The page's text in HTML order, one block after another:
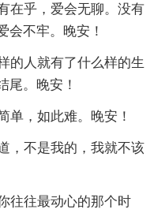
在乎，爱会无聊。没有
会不牢。晚安！
的人就有了什么样的生
尾。晚安！
单，如此难。晚安！
，不是我的，我就不该
往往最动心的那个时